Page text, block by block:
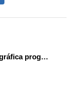
Recoge los datos en una gráfica programando tu placa microbit con MakeCode y conoce la Tª y nivel de luz en este eclipse